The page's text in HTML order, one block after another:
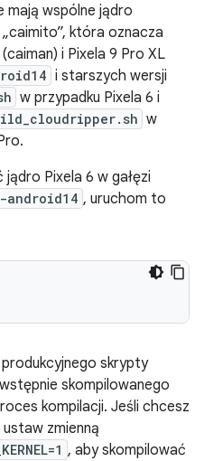
mają wspólne jądro
która oznacza
i Pixela 9 Pro XL
i starszych wersji
w przypadku Pixela 6 i
w
Pixela 6 w gałęzi
, uruchom to
skrypty
skompilowanego
kompilacji. Jeśli chcesz
zmienną
, aby skompilować